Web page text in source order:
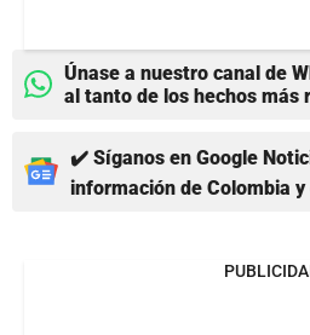
Únase a nuestro canal de
al tanto de los hechos más
✔️ Síganos en Google
información de Colombia y